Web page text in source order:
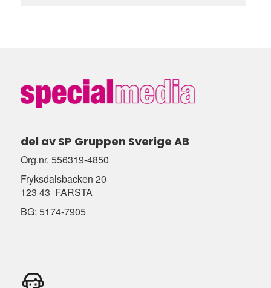
del av SP Gruppen Sverige AB
Org.nr. 556319-4850
Fryksdalsbacken 20
123 43 FARSTA
BG: 5174-7905